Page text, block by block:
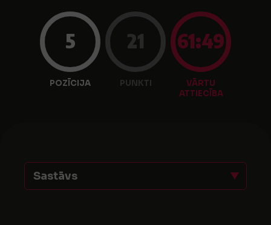
5
POZĪCIJA
21
PUNKTI
61:49
VĀRTU
ATTIECĪBA
Sastāvs